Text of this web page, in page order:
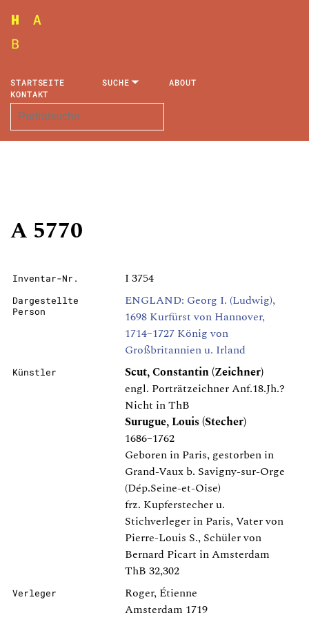
STARTSEITE SUCHE
ABOUT
KONTAKT
A 5770
Inventar-Nr. I 3754
Dargestellte
Person
ENGLAND: Georg I. (Ludwig),
1698 Kurfürst von Hannover,
1714–1727 König von
Großbritannien u. Irland
Künstler
Scut, Constantin (Zeichner)
engl. Porträtzeichner Anf.18.Jh.?
Nicht in ThB
Surugue, Louis (Stecher)
1686–1762
Geboren in Paris, gestorben in
Grand-Vaux b. Savigny-sur-Orge
(Dép.Seine-et-Oise)
frz. Kupferstecher u.
Stichverleger in Paris, Vater von
Pierre-Louis S., Schüler von
Bernard Picart in Amsterdam
ThB 32,302
Verleger
Roger, Étienne
Amsterdam 1719